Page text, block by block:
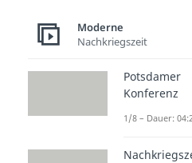
Daraufhin
eher
ganzen
wurde als
Moderne
Nachkriegszeit
Potsdamer
Konferenz
1/8 – Dauer: